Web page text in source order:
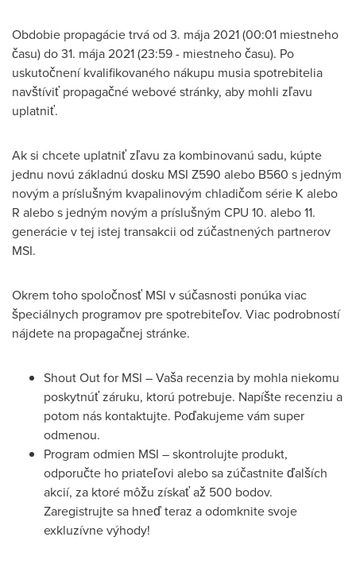
Obdobie propagácie trvá od 3. mája 2021 (00:01 miestneho
času) do 31. mája 2021 (23:59 - miestneho času). Po
uskutočnení kvalifikovaného nákupu musia spotrebitelia
navštíviť propagačné webové stránky, aby mohli zľavu
uplatniť.
Ak si chcete uplatniť zľavu za kombinovanú sadu, kúpte
jednu novú základnú dosku MSI Z590 alebo B560 s jedným
novým a príslušným kvapalinovým chladičom série K alebo
R alebo s jedným novým a príslušným CPU 10. alebo 11.
generácie v tej istej transakcii od zúčastnených partnerov
MSI.
Okrem toho spoločnosť MSI v súčasnosti ponúka viac
špeciálnych programov pre spotrebiteľov. Viac podrobností
nájdete na propagačnej stránke.
Shout Out for MSI – Vaša recenzia by mohla niekomu
poskytnúť záruku, ktorú potrebuje. Napíšte recenziu a
potom nás kontaktujte. Poďakujeme vám super
odmenou.
Program odmien MSI – skontrolujte produkt,
odporučte ho priateľovi alebo sa zúčastnite ďalších
akcií, za ktoré môžu získať až 500 bodov.
Zaregistrujte sa hneď teraz a odomknite svoje
exkluzívne výhody!